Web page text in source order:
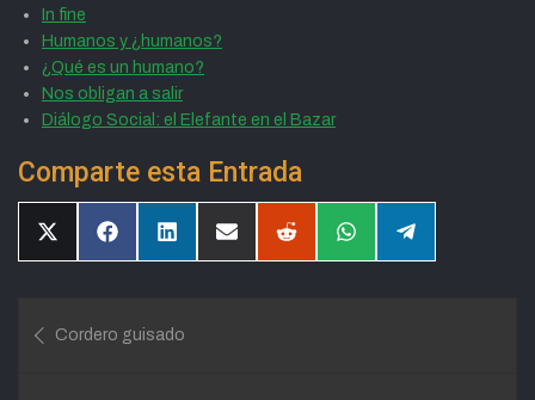
In fine
Humanos y ¿humanos?
¿Qué es un humano?
Nos obligan a salir
Diálogo Social: el Elefante en el Bazar
Comparte esta Entrada
CompartirCompartirCompartirCompartirCompartirCompartirCompartir
de
Cordero guisado